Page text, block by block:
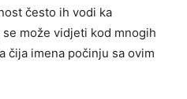
često ih vodi ka
može vidjeti kod mnogih
čija imena počinju sa ovim